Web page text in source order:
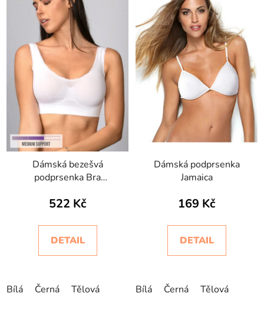
Dámská bezešvá
podprsenka Bra
Intimidea
522 Kč
DETAIL
Bílá Černá Tělová
Dámská podprsenka
Jamaica
169 Kč
DETAIL
Bílá Černá Tělová